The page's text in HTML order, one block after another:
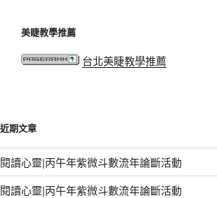
美睫教學推薦
台北美睫教學推薦
近期文章
閱讀心靈|丙午年紫微斗數流年論斷活動
閱讀心靈|丙午年紫微斗數流年論斷活動